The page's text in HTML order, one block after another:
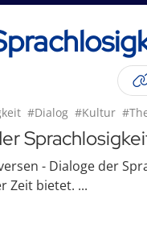
#Dialog #Kultur
- Dialoge der
Zeit bietet. ...